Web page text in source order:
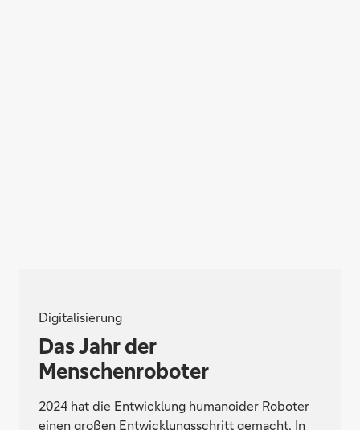
Digitalisierung
Das Jahr der
Menschenroboter
2024 hat die Entwicklung humanoider Roboter
einen großen Entwicklungsschritt gemacht. In